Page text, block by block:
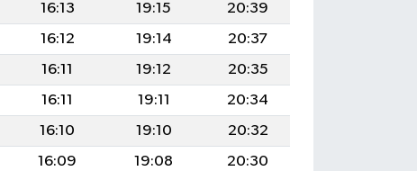
16:13 19:15
20:39
16:12 19:14
20:37
16:11 19:12
20:35
16:11 19:11
20:34
16:10 19:10
20:32
16:09 19:08 20:30